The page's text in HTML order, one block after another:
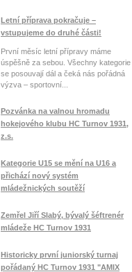
Letní příprava pokračuje –
vstupujeme do druhé části!
První měsíc letní přípravy máme
úspěšně za sebou. Všechny kategorie
se posouvají dál a čeká nás pořádná
výzva – sportovní...
Pozvánka na valnou hromadu
hokejového klubu HC Turnov 1931,
z.s.
Kategorie U15 se mění na U16 a
přichází nový systém
mládežnických soutěží
Zemřel Jiří Slabý, bývalý šéftrenér
mládeže HC Turnov 1931
Historicky první juniorský turnaj
pořádaný HC Turnov 1931 "AMIX